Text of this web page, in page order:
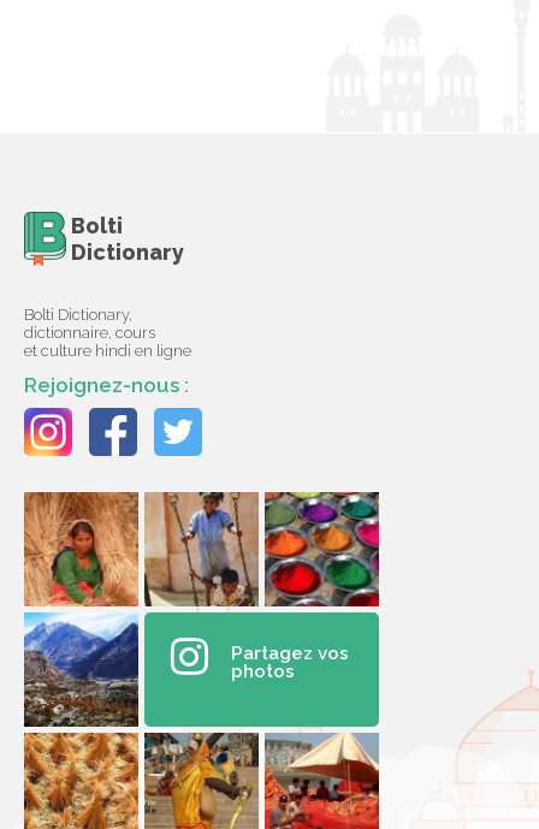
Bolti
Dictionary
Bolti Dictionary,
dictionnaire, cours
et culture hindi en ligne
Rejoignez-nous :
Partagez vos
photos